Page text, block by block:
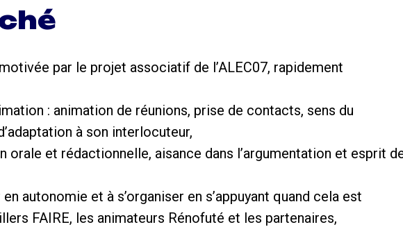
par le projet associatif de l’ALEC07, rapidement
: animation de réunions, prise de contacts, sens du
à son interlocuteur,
orale et rédactionnelle, aisance dans l’argumentation et esprit
autonomie et à s’organiser en s’appuyant quand cela est
FAIRE, les animateurs Rénofuté et les partenaires,